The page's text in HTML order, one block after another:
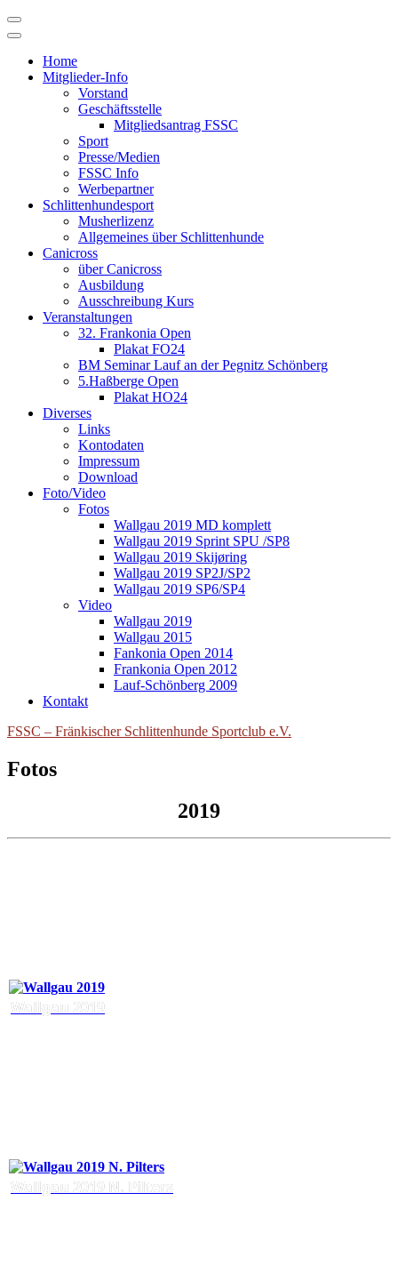
Skip
to
Home
Mitglieder-Info
Vorstand
Geschäftsstelle
Mitgliedsantrag FSSC
Sport
Presse/Medien
FSSC Info
Werbepartner
Schlittenhundesport
Musherlizenz
Allgemeines über Schlittenhunde
Canicross
über Canicross
Ausbildung
Ausschreibung Kurs
Veranstaltungen
32. Frankonia Open
Plakat FO24
BM Seminar Lauf an der Pegnitz Schönberg
5.Haßberge Open
Plakat HO24
Diverses
Links
Kontodaten
Impressum
Download
Foto/Video
Fotos
Wallgau 2019 MD komplett
Wallgau 2019 Sprint SPU /SP8
Wallgau 2019 Skijøring
Wallgau 2019 SP2J/SP2
Wallgau 2019 SP6/SP4
Video
Wallgau 2019
Wallgau 2015
Fankonia Open 2014
Frankonia Open 2012
Lauf-Schönberg 2009
Kontakt
FSSC – Fränkischer Schlittenhunde Sportclub e.V.
Fotos
2019
Wallgau 2019
Wallgau 2019 N. Pilters